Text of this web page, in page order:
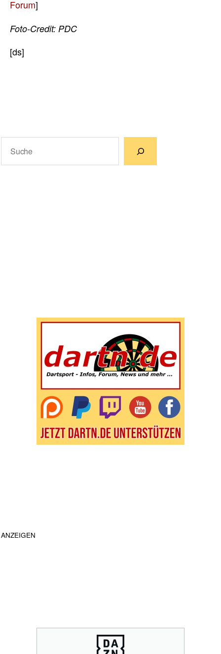
Forum]
Foto-Credit: PDC
[ds]
ANZEIGEN